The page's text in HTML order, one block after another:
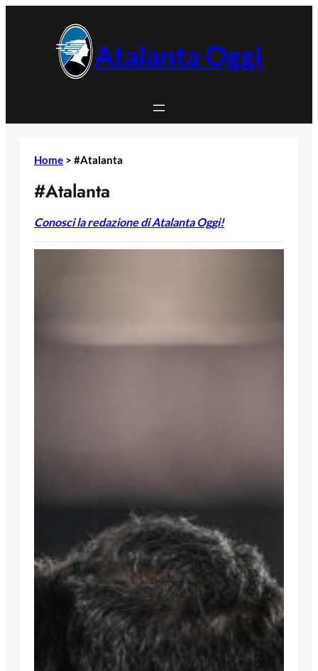
Atalanta Oggi
Home > #Atalanta
#Atalanta
Conosci la redazione di Atalanta Oggi!